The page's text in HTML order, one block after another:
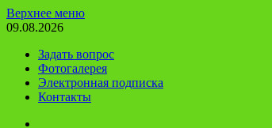
Перейти
к
Верхнее меню
09.08.2026
Задать вопрос
Фотогалерея
Электронная подписка
Контакты